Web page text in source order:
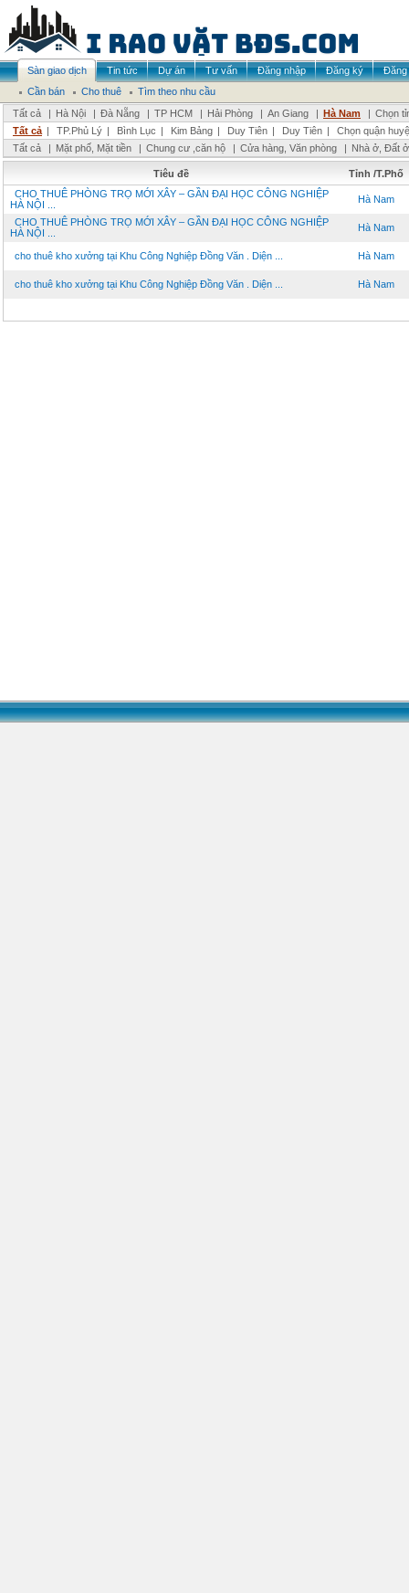
Sàn giao dịch Tin tức Dự án Tư vấn Đăng nhập Đăng ký
Đăng
Cần bán
Cho thuê
Tìm theo nhu cầu
Tất cả
| Hà Nội | Đà Nẵng | TP HCM | Hải Phòng | An Giang | Hà Nam | Chọn
Tất cả | TP.Phủ Lý | Bình Lục | Kim Bảng | Duy Tiên | Duy Tiên |
Chọn quận
Tất cả
| Mặt phố, Mặt tiền | Chung cư ,căn hộ | Cửa hàng, Văn phòng | Nhà ở, Đất ở
Tiêu đề
Tỉnh /T.Phố
CHO THUÊ PHÒNG TRỌ MỚI XÂY – GẦN ĐẠI HỌC CÔNG NGHIỆP
HÀ NỘI ...
Hà Nam
CHO THUÊ PHÒNG TRỌ MỚI XÂY – GẦN ĐẠI HỌC CÔNG NGHIỆP
HÀ NỘI ...
Hà Nam
cho thuê kho xưởng tại Khu Công Nghiệp Đồng Văn . Diện ... Hà Nam
cho thuê kho xưởng tại Khu Công Nghiệp Đồng Văn . Diện ... Hà Nam